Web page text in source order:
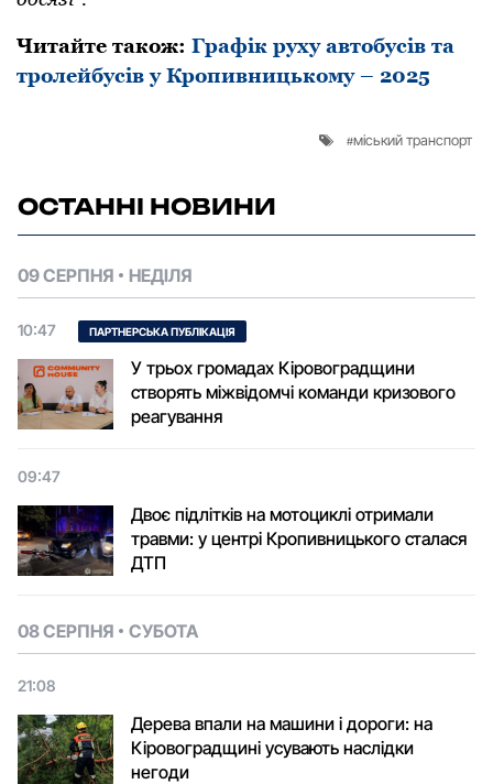
Читайте також: Графік руху автобусів та
тролейбусів у Кропивницькому – 2025
міський транспорт
ОСТАННІ НОВИНИ
09 СЕРПНЯ НЕДІЛЯ
10:47 ПАРТНЕРСЬКА ПУБЛІКАЦІЯ
У трьох громадах Кіровоградщини
створять міжвідомчі команди кризового
реагування
09:47
Двоє підлітків на мотоциклі отримали
травми: у центрі Кропивницького сталася
ДТП
08 СЕРПНЯ СУБОТА
21:08
Дерева впали на машини і дороги: на
Кіровоградщині усувають наслідки
негоди